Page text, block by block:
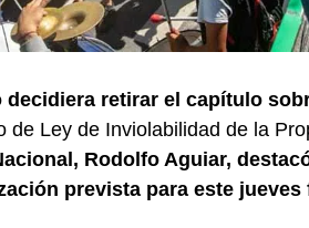
retirar el capítulo
de Ley de Inviolabilidad de la
Rodolfo Aguiar,
prevista para este jueves